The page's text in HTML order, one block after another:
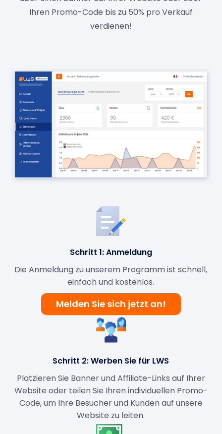
Ihren Promo-Code bis zu 50% pro Verkauf
verdienen!
Schritt 1: Anmeldung
Die Anmeldung zu unserem Programm ist schnell,
einfach und kostenlos.
Melden Sie sich jetzt an!
Schritt 2: Werben Sie für LWS
Platzieren Sie Banner und Affiliate-Links auf Ihrer
Website oder teilen Sie Ihren individuellen Promo-
Code, um Ihre Besucher und Kunden auf unsere
Website zu leiten.